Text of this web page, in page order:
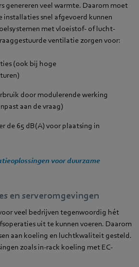
genereren veel warmte. Daarom moet
installaties snel afgevoerd kunnen
met vloeistof- of lucht-
ventilatie zorgen voor:
(ook bij hoge
door modulerende werking
aan de vraag)
de 65 dB(A) voor plaatsing in
voor duurzame
en serveromgevingen
veel bedrijven tegenwoordig hét
uit te kunnen voeren. Daarom
aan koeling en luchtkwaliteit gesteld.
zoals in-rack koeling met EC-